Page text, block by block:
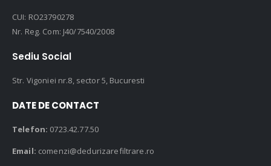
CUI: RO23790278
Nr. Reg. Com: J40/7540/2008
Sediu Social
Str. Vigoniei nr.8, sector 5, Bucuresti
DATE DE CONTACT
Telefon: 0723.42.77.50
Email: comenzi@dedurizarefiltrare.ro